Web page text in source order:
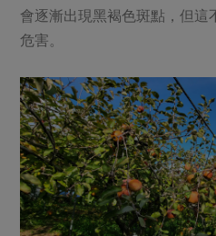
會逐漸出現黑褐色斑點，但這
危害。